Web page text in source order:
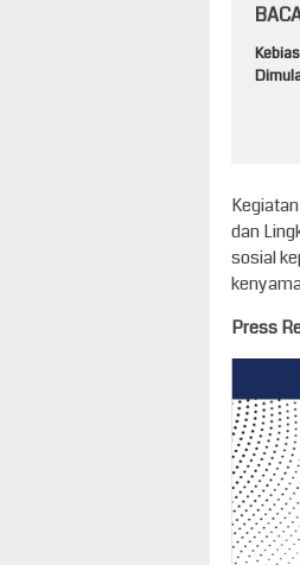
dan
sosial
Press